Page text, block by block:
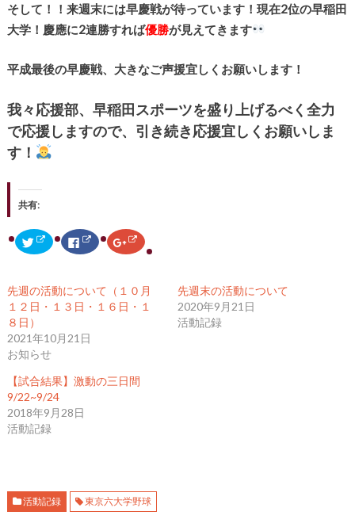
そして！！来週末には早慶戦が待っています！現在2位の早稲田
大学！慶應に2連勝すれば優勝が見えてきます
平成最後の早慶戦、大きなご声援宜しくお願いします！
我々応援部、早稲田スポーツを盛り上げるべく全力
で応援しますので、引き続き応援宜しくお願いしま
す！
共有:
ク
ッ
て
T
w
i
t
e
r
で
有
(
新
し
い
ウ
ィ
き
ま
す
F
c
o
o
k
で
有
す
ク
リ
ク
し
し
い
ウ
ク
ッ
て
G
o
o
有
(
き
ま
す
先週の活動について（１０月
１２日・１３日・１６日・１
８日）
2021年10月21日
お知らせ
先週末の活動について
2020年9月21日
活動記録
【試合結果】激動の三日間
9/22~9/24
2018年9月28日
活動記録
活動記録 東京六大学野球